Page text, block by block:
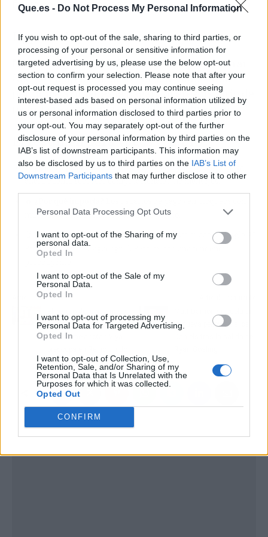
Que.es - Do Not Process My Personal Information
If you wish to opt-out of the sale, sharing to third parties, or
processing of your personal or sensitive information for
targeted advertising by us, please use the below opt-out
section to confirm your selection. Please note that after your
opt-out request is processed you may continue seeing
interest-based ads based on personal information utilized by
us or personal information disclosed to third parties prior to
your opt-out. You may separately opt-out of the further
disclosure of your personal information by third parties on the
IAB’s list of downstream participants. This information may
also be disclosed by us to third parties on the IAB’s List of
Downstream Participants that may further disclose it to other
Personal Data Processing Opt Outs
I want to opt-out of the Sharing of my
personal data.
Opted In
I want to opt-out of the Sale of my
Personal Data.
Opted In
I want to opt-out of processing my
Personal Data for Targeted Advertising.
Opted In
I want to opt-out of Collection, Use,
Retention, Sale, and/or Sharing of my
Personal Data that Is Unrelated with the
Purposes for which it was collected.
Opted Out
CONFIRM
fiesta se está acabando.
Hype-O-Meter
Nivel de hype: 2/10.No hay nada que celebrar:
Google ha aplicado un recorte invisible que
perjudica a quienes le pagan. Si eres usuario de
pago, la reacción más sensata es cabrearse.
El resumen para vagos (TL;DR)
🎯 ¿Qué ha pasado? Gemini ha cambiado sus límites de pago:
ahora cuenta recursos computacionales, no mensajes.
muy pocas interacciones y sin aviso previo.
¿Nos afecta o es solo un meme? Te afecta si pagas Google AI
Pro; si eres gratis, sigue igual. Pero marca una tendencia
Artículo anterior
bronceador: la moda de
inhalar melanotan 2 ya
la nueva película de los